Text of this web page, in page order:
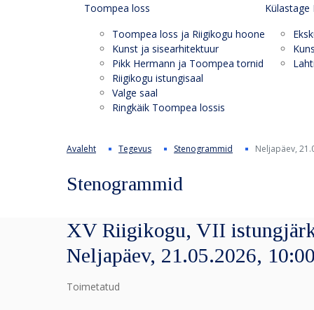
Toompea loss
Toompea loss ja Riigikogu hoone
Kunst ja sisearhitektuur
Pikk Hermann ja Toompea tornid
Riigikogu istungisaal
Valge saal
Ringkäik Toompea lossis
Külastage
Avaleht Tegevus Stenogrammid Neljapäev,
Stenogrammid
XV Riigikogu, VII
Neljapäev, 21.05.2026,
Toimetatud